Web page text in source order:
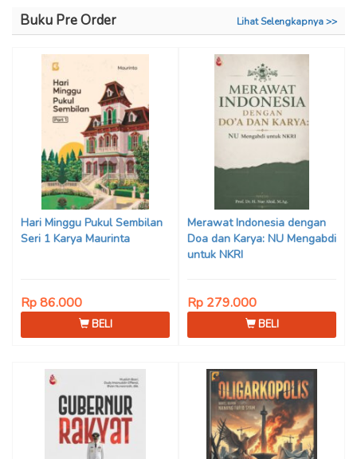
Buku Pre Order Lihat Selengkapnya >>
Hari Minggu Pukul Sembilan
Seri 1 Karya Maurinta
Rp 86.000
BELI
Merawat Indonesia dengan
Doa dan Karya: NU Mengabdi
untuk NKRI
Rp 279.000
BELI